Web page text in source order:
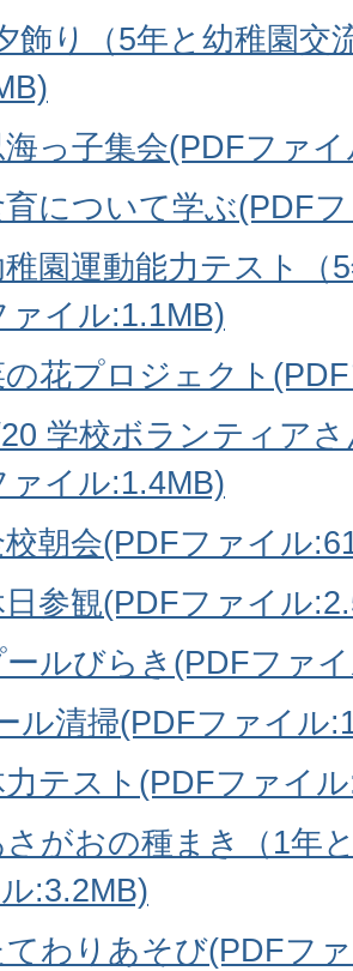
飾り（5年と幼稚園交
っ子集会(PDFファ
について学ぶ(PDF
園運動能力テスト（
ァイル:1.1MB)
花プロジェクト
学校ボランティア
ァイル:1.4MB)
朝会(PDFファイル
参観(PDFファイル
ルびらき(PDFファ
ル清掃(PDFファイル
テスト(PDFファイ
がおの種まき（1年
:3.2MB)
わりあそび(PDFフ